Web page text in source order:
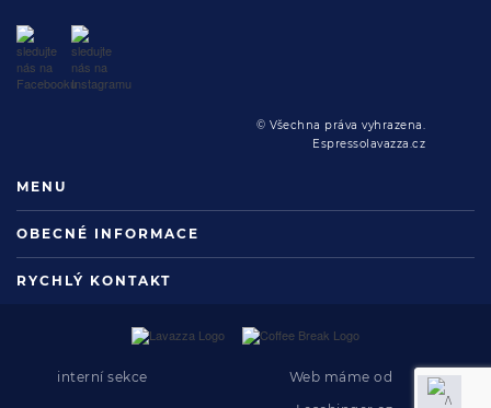
© Všechna práva vyhrazena.
Espressolavazza.cz
MENU
OBECNÉ INFORMACE
RYCHLÝ KONTAKT
interní sekce
Web máme od